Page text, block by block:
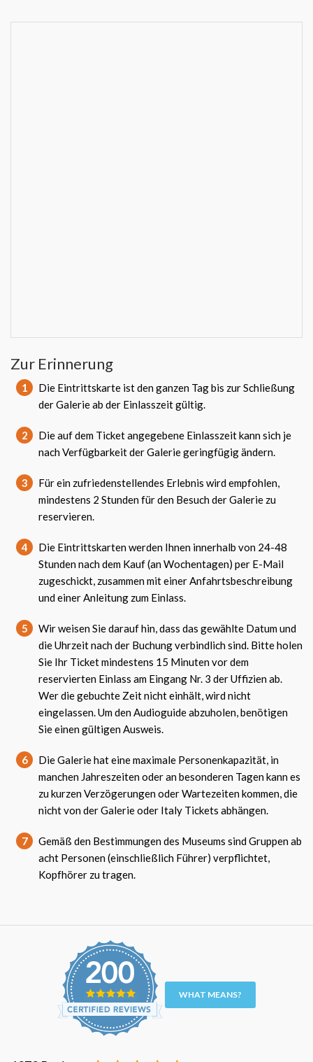
Zur Erinnerung
1
Die Eintrittskarte ist den ganzen Tag bis zur Schließung
der Galerie ab der Einlasszeit gültig.
2
Die auf dem Ticket angegebene Einlasszeit kann sich je
nach Verfügbarkeit der Galerie geringfügig ändern.
3
Für ein zufriedenstellendes Erlebnis wird empfohlen,
mindestens 2 Stunden für den Besuch der Galerie zu
reservieren.
4
Die Eintrittskarten werden Ihnen innerhalb von 24-48
Stunden nach dem Kauf (an Wochentagen) per E-Mail
zugeschickt, zusammen mit einer Anfahrtsbeschreibung
und einer Anleitung zum Einlass.
5
Wir weisen Sie darauf hin, dass das gewählte Datum und
die Uhrzeit nach der Buchung verbindlich sind. Bitte holen
Sie Ihr Ticket mindestens 15 Minuten vor dem
reservierten Einlass am Eingang Nr. 3 der Uffizien ab.
Wer die gebuchte Zeit nicht einhält, wird nicht
eingelassen. Um den Audioguide abzuholen, benötigen
Sie einen gültigen Ausweis.
6
Die Galerie hat eine maximale Personenkapazität, in
manchen Jahreszeiten oder an besonderen Tagen kann es
zu kurzen Verzögerungen oder Wartezeiten kommen, die
nicht von der Galerie oder Italy Tickets abhängen.
7
Gemäß den Bestimmungen des Museums sind Gruppen ab
acht Personen (einschließlich Führer) verpflichtet,
Kopfhörer zu tragen.
WHAT MEANS?